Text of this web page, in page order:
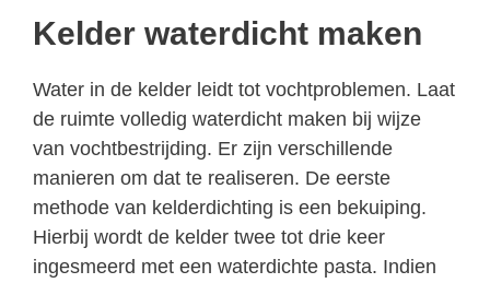
Kelder waterdicht maken
Water in de kelder leidt tot vochtproblemen. Laat
de ruimte volledig waterdicht maken bij wijze
van vochtbestrijding. Er zijn verschillende
manieren om dat te realiseren. De eerste
methode van kelderdichting is een bekuiping.
Hierbij wordt de kelder twee tot drie keer
ingesmeerd met een waterdichte pasta. Indien